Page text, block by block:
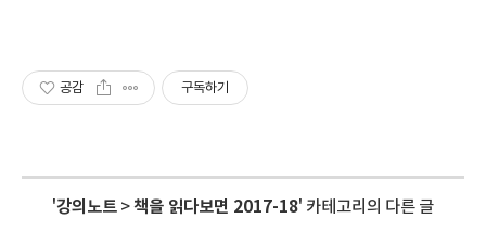
공감 구독하기
'강의노트 >책을 읽다보면 2017-18' 카테고리의 다른 글